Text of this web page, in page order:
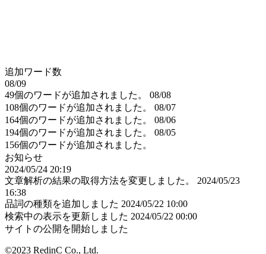
追加ワード数
08/09
49個のワードが追加されました。
08/08
108個のワードが追加されました。
08/07
164個のワードが追加されました。
08/06
194個のワードが追加されました。
08/05
156個のワードが追加されました。
お知らせ
2024/05/24 20:19
文章解析の結果の取得方法を変更しました。
2024/05/23
16:38
品詞の種類を追加しました 2024/05/22 10:00
検索中の表示を更新しました 2024/05/22 00:00
サイトの公開を開始しました
©2023 RedinC Co., Ltd.